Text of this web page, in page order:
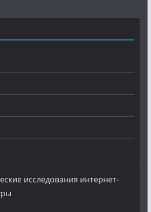
исследования интернет-